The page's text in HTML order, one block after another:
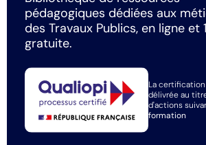
pédagogiques dédiées aux
des Travaux Publics, en ligne et
gratuite.
La
délivrée au
d'actions
formation